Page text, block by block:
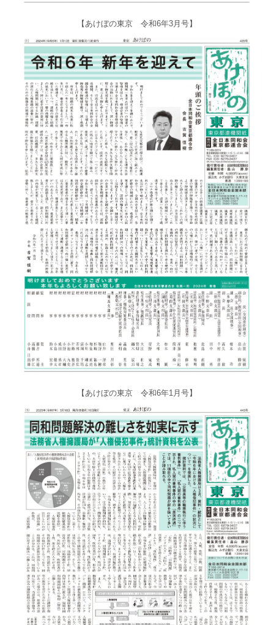
【あけぼの東京 令和6年3月号】
【あけぼの東京 令和6年1月号】